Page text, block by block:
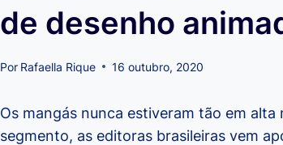
de desenho
Por Rafaella Rique 16 outubro, 2020
Os mangás nunca estiveram tão em
segmento, as editoras brasileiras vem